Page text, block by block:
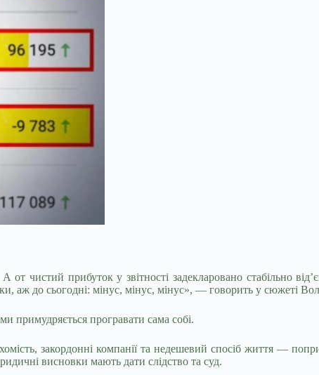
прибуток у звітності задекларовано стабільно
аж до сьогодні: мінус, мінус, мінус», — говорить у сюжеті
примудряється програвати сама собі.
закордонні компанії та недешевий спосіб життя —
висновки мають дати слідство та суд.